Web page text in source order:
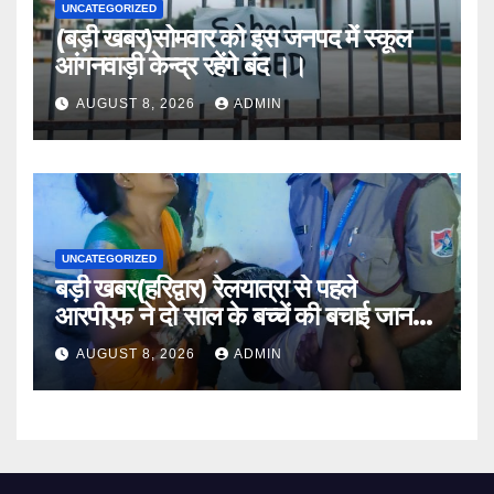
UNCATEGORIZED
(बड़ी खबर)सोमवार को इस जनपद में स्कूल
आंगनवाड़ी केन्द्र रहेंगे बंद ।।
AUGUST 8, 2026 ADMIN
UNCATEGORIZED
बड़ी खबर(हरिद्वार) रेलयात्रा से पहले
आरपीएफ ने दो साल के बच्चें की बचाई जान
।।AUGUST 8, 2026 ADMIN